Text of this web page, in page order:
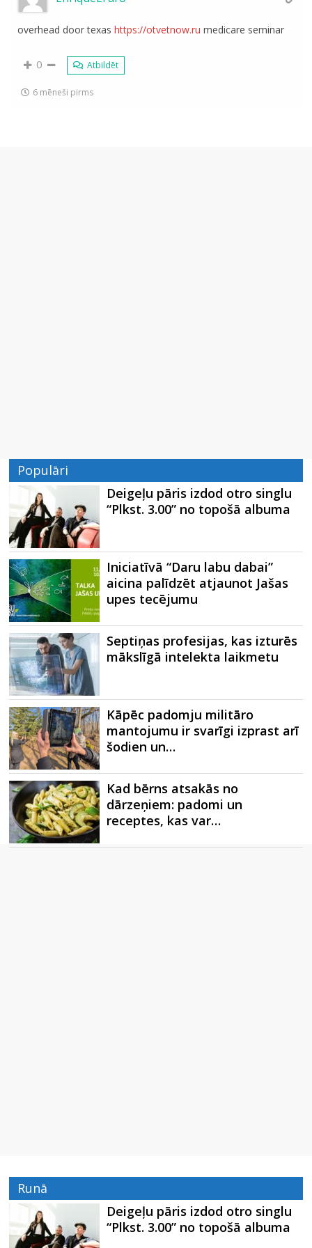
overhead door texashttps://otvetnow.ru medicare seminar
0 Atbildēt
6 mēneši pirms
Populāri
Deigeļu pāris izdod otro singlu
“Plkst. 3.00” no topošā albuma
Iniciatīvā “Daru labu dabai”
aicina palīdzēt atjaunot Jašas
upes tecējumu
Septiņas profesijas, kas izturēs
mākslīgā intelekta laikmetu
Kāpēc padomju militāro
mantojumu ir svarīgi izprast arī
šodien un…
Kad bērns atsakās no
dārzeņiem: padomi un
receptes, kas var…
Runā
Deigeļu pāris izdod otro singlu
“Plkst. 3.00” no topošā albuma